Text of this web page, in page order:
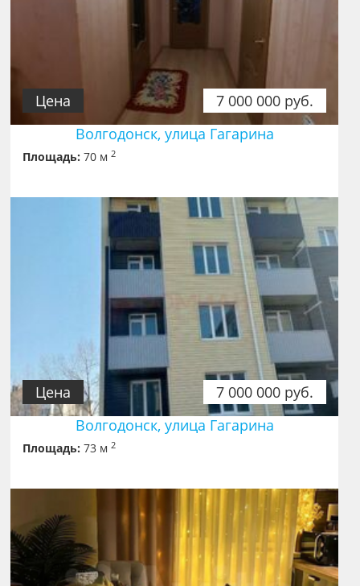
7 000 000 руб.
Цена
Волгодонск, улица Гагарина
Площадь: 70 м2
7 000 000 руб.
Цена
Волгодонск, улица Гагарина
Площадь: 73 м2